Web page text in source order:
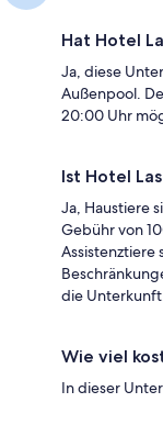
Hat Hotel
Ja, diese
Außenpool.
20:00 Uhr
Ist Hotel
Ja, Haustiere
Gebühr von
Assistenztiere
die Unterkunft.
Wie viel
In dieser